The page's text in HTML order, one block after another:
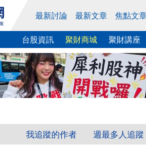
最新討論 最新文章 焦點文
台股資訊 聚財商城 聚財講座
我追蹤的作者 週最多人追蹤